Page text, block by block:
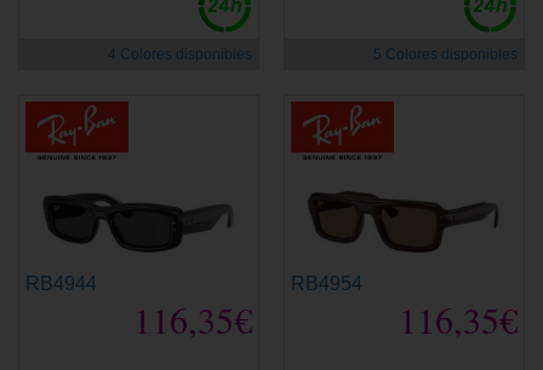
4 Colores disponibles 5 Colores disponibles
RB4944
116,35€
RB4954
116,35€